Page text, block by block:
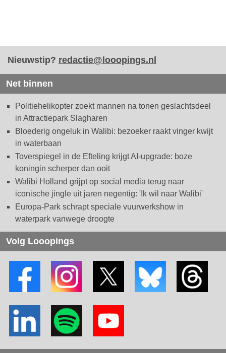
Nieuwstip? redactie@looopings.nl
Net binnen
Politiehelikopter zoekt mannen na tonen geslachtsdeel
in Attractiepark Slagharen
Bloederig ongeluk in Walibi: bezoeker raakt vinger kwijt
in waterbaan
Toverspiegel in de Efteling krijgt AI-upgrade: boze
koningin scherper dan ooit
Walibi Holland grijpt op social media terug naar
iconische jingle uit jaren negentig: 'Ik wil naar Walibi'
Europa-Park schrapt speciale vuurwerkshow in
waterpark vanwege droogte
Volg Looopings